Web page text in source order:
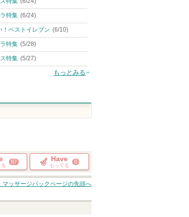
特集 (6/24)
！ベストイレブン (6/10)
特集 (5/28)
特集 (5/27)
もっとみる
87 Have
もってる
0
マッサージパックページの先頭へ